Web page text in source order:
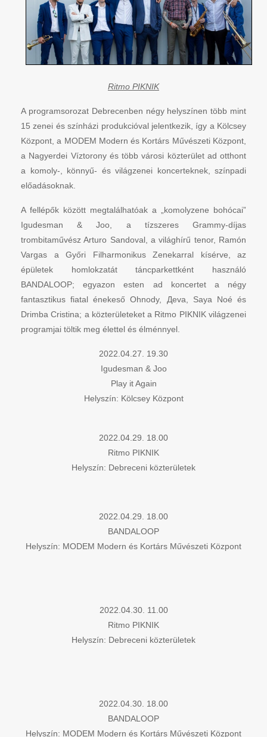
Ritmo PIKNIK
A programsorozat Debrecenben négy helyszínen több mint
15 zenei és színházi produkcióval jelentkezik, így a Kölcsey
Központ, a MODEM Modern és Kortárs Művészeti Központ,
a Nagyerdei Víztorony és több városi közterület ad otthont
a komoly-, könnyű- és világzenei koncerteknek, színpadi
előadásoknak.
A fellépők között megtalálhatóak a „komolyzene bohócai”
Igudesman & Joo, a tízszeres Grammy-díjas
trombitaművész Arturo Sandoval, a világhírű tenor, Ramón
Vargas a Győri Filharmonikus Zenekarral kísérve, az
épületek homlokzatát táncparkettként használó
BANDALOOP; egyazon esten ad koncertet a négy
fantasztikus fiatal énekeső Ohnody, Дeva, Saya Noé és
Drimba Cristina; a közterületeket a Ritmo PIKNIK világzenei
programjai töltik meg élettel és élménnyel.
2022.04.27. 19.30
Igudesman & Joo
Play it Again
Helyszín: Kölcsey Központ
2022.04.29. 18.00
Ritmo PIKNIK
Helyszín: Debreceni közterületek
2022.04.29. 18.00
BANDALOOP
Helyszín: MODEM Modern és Kortárs Művészeti Központ
2022.04.30. 11.00
Ritmo PIKNIK
Helyszín: Debreceni közterületek
2022.04.30. 18.00
BANDALOOP
Helyszín: MODEM Modern és Kortárs Művészeti Központ